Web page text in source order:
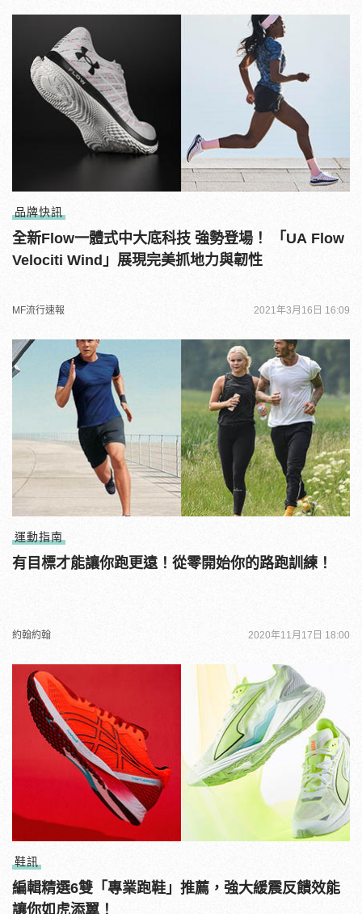
品牌快訊
全新Flow一體式中大底科技 強勢登場！ 「UA Flow
Velociti Wind」展現完美抓地力與韌性
MF流行速報 2021年3月16日 16:09
運動指南
有目標才能讓你跑更遠！從零開始你的路跑訓練！
約翰約翰 2020年11月17日 18:00
鞋訊
編輯精選6雙「專業跑鞋」推薦，強大緩震反饋效能
讓你如虎添翼！